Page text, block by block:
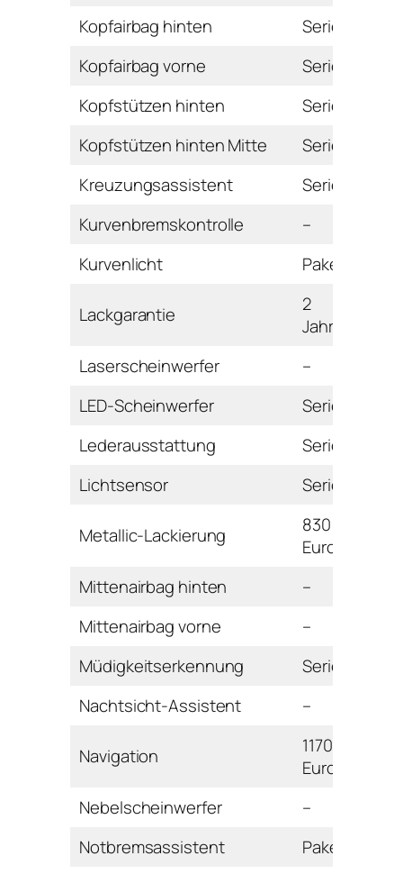
Kopfairbag hinten
Serie
Kopfairbag vorne
Serie
Kopfstützen hinten
Serie
Kopfstützen hinten Mitte
Serie
Kreuzungsassistent
Serie
Kurvenbremskontrolle
–
Kurvenlicht
Paket
Lackgarantie
2
Jahre
Laserscheinwerfer
–
LED-Scheinwerfer
Serie
Lederausstattung
Serie
Lichtsensor
Serie
Metallic-Lackierung
830
Euro
Mittenairbag hinten
–
Mittenairbag vorne
–
Müdigkeitserkennung
Serie
Nachtsicht-Assistent
–
Navigation
1170
Euro
Nebelscheinwerfer
–
Notbremsassistent
Paket